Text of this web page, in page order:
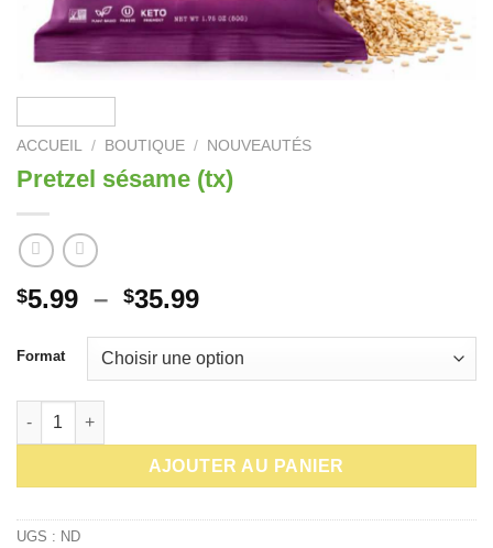
ACCUEIL / BOUTIQUE / NOUVEAUTÉS
Pretzel sésame (tx)
$5.99 – $35.99Plage
prix :
$5.99
Format
quantité de Pretzel sésame (tx)
AJOUTER AU PANIER
UGS : ND